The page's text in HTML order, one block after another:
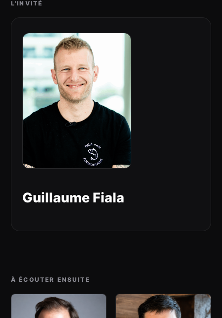
L'INVITÉ
Guillaume Fiala
À ÉCOUTER ENSUITE